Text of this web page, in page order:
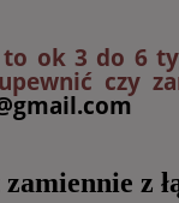
to ok 3 do 6
czy
z